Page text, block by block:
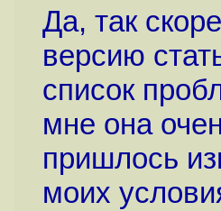
Да, так
версию
список
мне она
пришлось
моих